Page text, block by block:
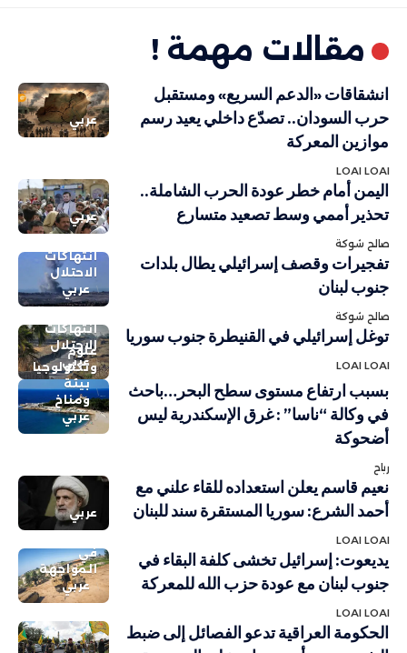
مقالات مهمة !
عربي
انشقاقات «الدعم السريع» ومستقبل
حرب السودان.. تصدّع داخلي يعيد رسم
موازين المعركة
LOAI LOAI
عربي
اليمن أمام خطر عودة الحرب الشاملة..
تحذير أممي وسط تصعيد متسارع
صالح شوكة
انتهاكات
الاحتلال
عربي
تفجيرات وقصف إسرائيلي يطال بلدات
جنوب لبنان
صالح شوكة
انتهاكات
الاحتلال
عربي
توغل إسرائيلي في القنيطرة جنوب سوريا
LOAI LOAI
علوم
وتكنولوجيا
بيئة
ومناخ
عربي
بسبب ارتفاع مستوى سطح البحر…باحث
في وكالة “ناسا” : غرق الإسكندرية ليس
أضحوكة
رباح
عربي
نعيم قاسم يعلن استعداده للقاء علني مع
أحمد الشرع: سوريا المستقرة سند للبنان
LOAI LOAI
في
المواجهة
عربي
يديعوت: إسرائيل تخشى كلفة البقاء في
جنوب لبنان مع عودة حزب الله للمعركة
LOAI LOAI
الحكومة العراقية تدعو الفصائل إلى ضبط